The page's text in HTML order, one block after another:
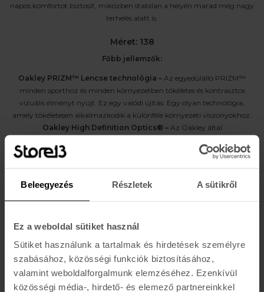
Beleegyezés Részletek A sütikről
Ez a weboldal sütiket használ
Sütiket használunk a tartalmak és hirdetések személyre
szabásához, közösségi funkciók biztosításához,
valamint weboldalforgalmunk elemzéséhez. Ezenkívül
közösségi média-, hirdető- és elemező partnereinkkel
napos komfortot biztosít, miközben stabilan a helyén marad még nagy
terhelés alatt is.
Méret: 138
Főbb jellemzők:
Oakley PRIZM™ Lencse technológia – Az egyedülálló PRIZM™
minden sporthoz és minden környezetben tökéletes és kontrasztos
vizuális élményt nyújt. Ez egy valódi újítás. Egy olyan technológia,
amely tökéletesen alkalmazkodik a különféle környezeti viszonyokhoz.
Oakley High Definition Optics® – Az Oakley által
Optics® (HDO®) lencse tisztább és élesebb látást biztosít, és a többi ívelt
elnyűhetetlen és rugalmas, valamint kiváló védelmet és kényelmet
Egész napos kényelmet biztosító ergonomikus illeszkedés
Az Oakley a sportoptika egyik vezető márkája, amely innovatív
napszemüvegeiről és kiemelkedő optikai teljesítményéről ismert. A